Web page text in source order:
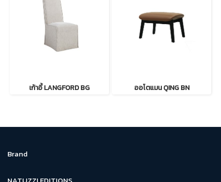
เก้าอี้ LANGFORD BG ออโตแมน QING BN
Brand